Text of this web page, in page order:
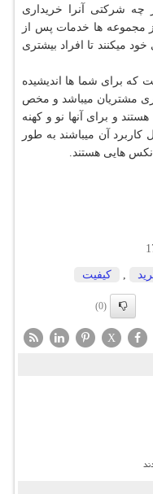
شرکتی آنرا خریداری
مجموعه ها خدمات پس از
میکنند تا افراد بیشتری
که برای شما ها اندیشیده
مشتریان میباشد و مخص
و برای آنها نو و کهنه
کاربرد آن میباشند به طور
هایی هستند.
, كیفیت
(0)
X